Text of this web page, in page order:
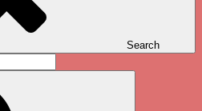
Search